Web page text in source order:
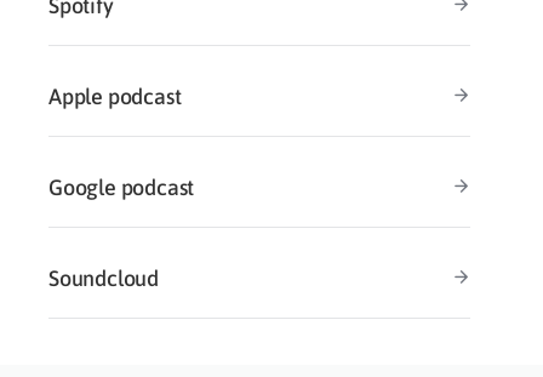
Apple podcast
Google podcast
Soundcloud